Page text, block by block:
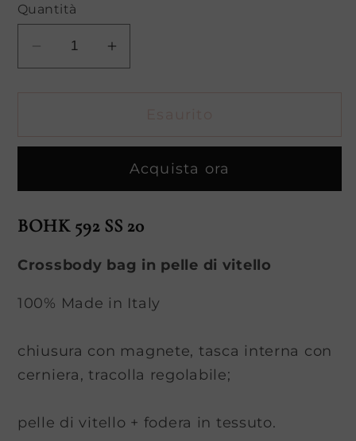
Quantità
DiminuisciAumenta
(Mong
Kok)
Acquista ora
BOHK 592 SS 20
Crossbody bag in pelle di vitello
100% Made in Italy
chiusura con magnete, tasca interna con
cerniera, tracolla regolabile;
pelle di vitello + fodera in tessuto.